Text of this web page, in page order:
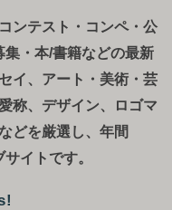
ンテスト・コンペ・ 公
・本/書籍などの最新
イ、アート・美術・芸
称、デザイン、ロゴマ
どを厳選し、年間
イトです。